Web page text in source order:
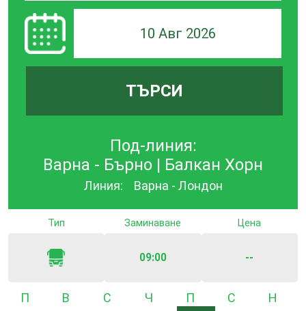
10 Авг 2026
ТЪРСИ
Под-линия:
Варна - Бърно | Балкан Хорн
Линия: Варна - Лондон
Тип Заминаване
09:00
Цена
--
ПонеделникВторник Четвъртък Събота